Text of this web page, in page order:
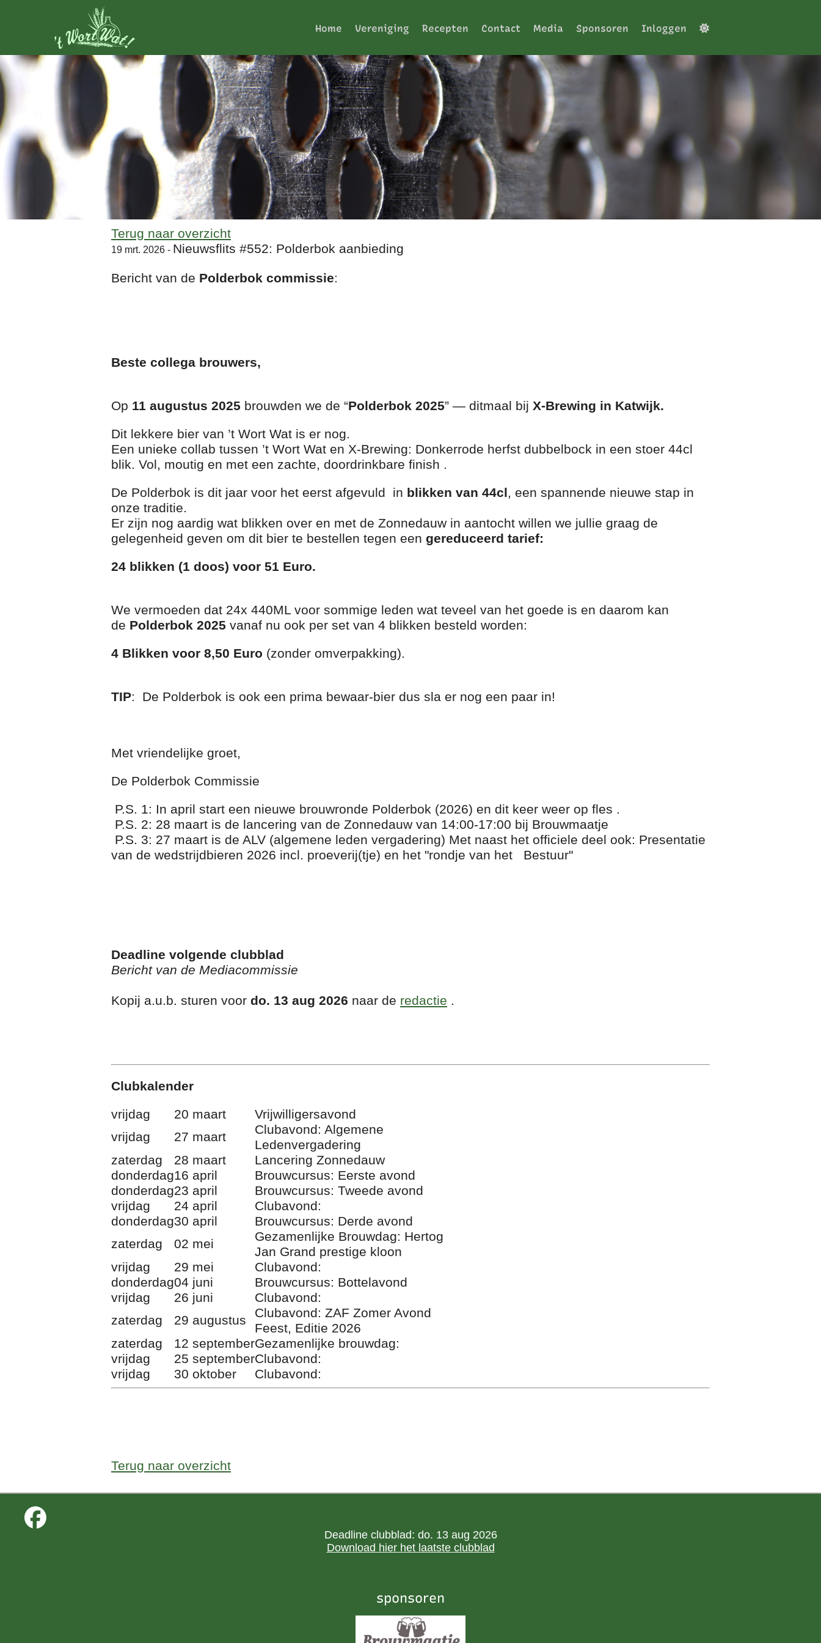
Terug naar overzicht
19 mrt. 2026 - Nieuwsflits #552: Polderbok aanbieding
Bericht van de Polderbok commissie:
Beste collega brouwers,
Op 11 augustus 2025 brouwden we de “Polderbok 2025” — ditmaal bij X-Brewing in Katwijk.
Dit lekkere bier van ’t Wort Wat is er nog.
Een unieke collab tussen ’t Wort Wat en X-Brewing: Donkerrode herfst dubbelbock in een stoer 44cl
blik. Vol, moutig en met een zachte, doordrinkbare finish .
De Polderbok is dit jaar voor het eerst afgevuld in blikken van 44cl, een spannende nieuwe stap in
onze traditie.
Er zijn nog aardig wat blikken over en met de Zonnedauw in aantocht willen we jullie graag de
gelegenheid geven om dit bier te bestellen tegen een gereduceerd tarief:
24 blikken (1 doos) voor 51 Euro.
We vermoeden dat 24x 440ML voor sommige leden wat teveel van het goede is en daarom kan
de Polderbok 2025 vanaf nu ook per set van 4 blikken besteld worden:
4 Blikken voor 8,50 Euro (zonder omverpakking).
TIP: De Polderbok is ook een prima bewaar-bier dus sla er nog een paar in!
Met vriendelijke groet,
De Polderbok Commissie
P.S. 1: In april start een nieuwe brouwronde Polderbok (2026) en dit keer weer op fles .
P.S. 2: 28 maart is de lancering van de Zonnedauw van 14:00-17:00 bij Brouwmaatje
P.S. 3: 27 maart is de ALV (algemene leden vergadering) Met naast het officiele deel ook: Presentatie
van de wedstrijdbieren 2026 incl. proeverij(tje) en het "rondje van het Bestuur"
Deadline volgende clubblad
Bericht van de Mediacommissie
Kopij a.u.b. sturen voor do. 13 aug 2026 naar de redactie .
Clubkalender
vrijdag
20 maart
Vrijwilligersavond
vrijdag
27 maart
Clubavond: Algemene
Ledenvergadering
zaterdag
28 maart
Lancering Zonnedauw
donderdag16 april
Brouwcursus: Eerste avond
donderdag23 april
Brouwcursus: Tweede avond
vrijdag
24 april
Clubavond:
donderdag30 april
Brouwcursus: Derde avond
zaterdag
02 mei
Gezamenlijke Brouwdag: Hertog
Jan Grand prestige kloon
vrijdag
29 mei
Clubavond:
donderdag04 juni
Brouwcursus: Bottelavond
vrijdag
26 juni
Clubavond:
zaterdag
29 augustus
Clubavond: ZAF Zomer Avond
Feest, Editie 2026
zaterdag
12 septemberGezamenlijke brouwdag:
vrijdag
25 septemberClubavond:
vrijdag
30 oktober Clubavond:
Terug naar overzicht
Home Vereniging Recepten Contact Media Sponsoren Inloggen
Deadline clubblad: do. 13 aug 2026
Download hier het laatste clubblad
sponsoren